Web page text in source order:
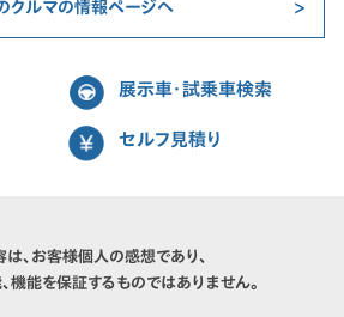
クルマの情報ページへ
展示車・試乗車検索
セルフ見積り
、お客様個人の感想であり、
機能を保証するものではありません。